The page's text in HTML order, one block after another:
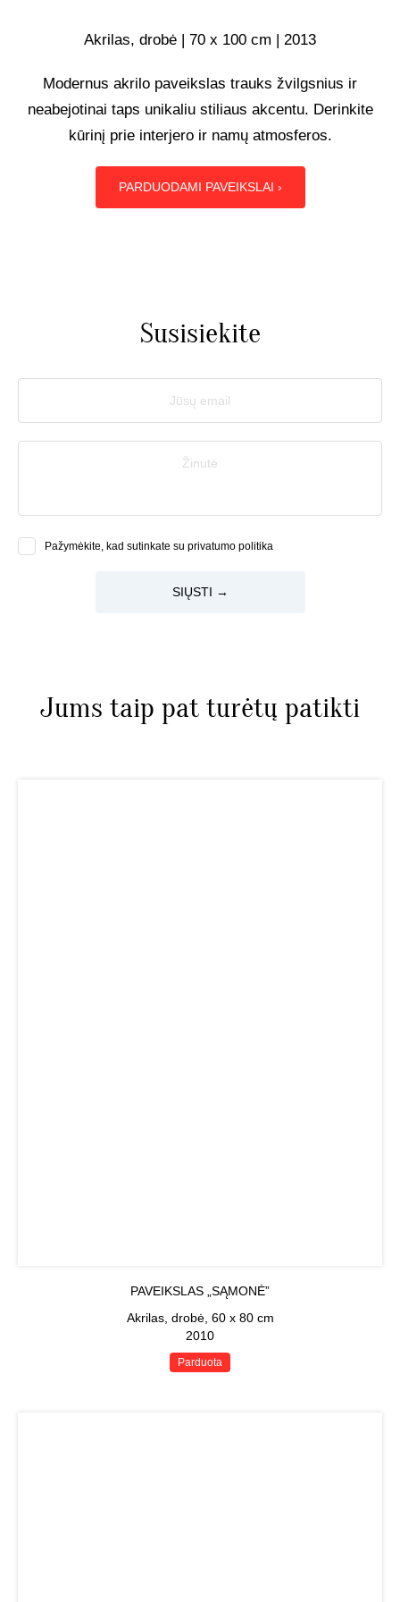
UŽSAKOMIEJI PROJEKTAI
TAPYBOS PAMOKOS
BIO
Akrilas, drobė | 70 x 100 cm | 2013
Modernus akrilo paveikslas trauks žvilgsnius ir
neabejotinai taps unikaliu stiliaus akcentu. Derinkite
kūrinį prie interjero ir namų atmosferos.
PARDUODAMI PAVEIKSLAI ›
Susisiekite
Jūsų email
Žinutė
Pažymėkite, kad sutinkate su privatumo politika
SIŲSTI →
Jums taip pat turėtų patikti
PAVEIKSLAS „SĄMONĖ”
Akrilas, drobė, 60 x 80 cm
2010
Parduota